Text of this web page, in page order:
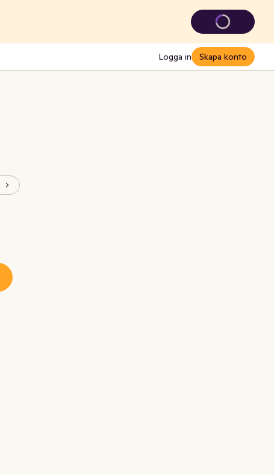
Logga in Skapa konto